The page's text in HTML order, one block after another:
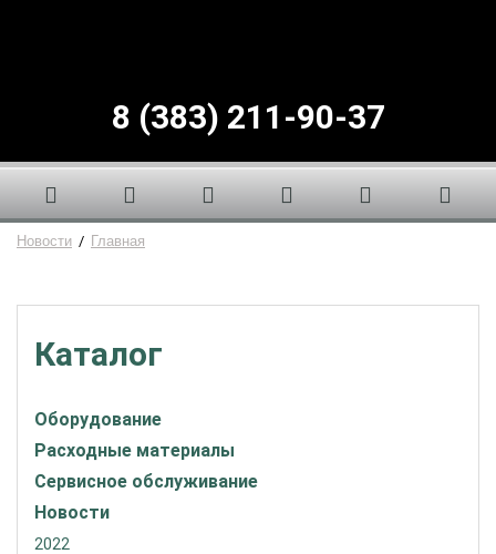
8 (383) 211-90-37
Новости / Главная
Каталог
Оборудование
Расходные материалы
Сервисное обслуживание
Новости
2022